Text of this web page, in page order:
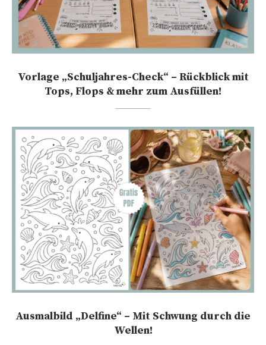
Vorlage „Schuljahres-Check“ – Rückblick mit
Tops, Flops & mehr zum Ausfüllen!
Ausmalbild „Delfine“ – Mit Schwung durch die
Wellen!